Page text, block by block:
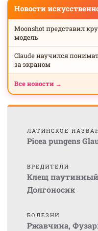
Новости
Moonshot представил
модель
Claude научился
за экраном
Все новости →
ЛАТИНСКОЕ
Picea pungens
ВРЕДИТЕЛИ
Клещ паутинный
Долгоносик
БОЛЕЗНИ
Ржавчина,